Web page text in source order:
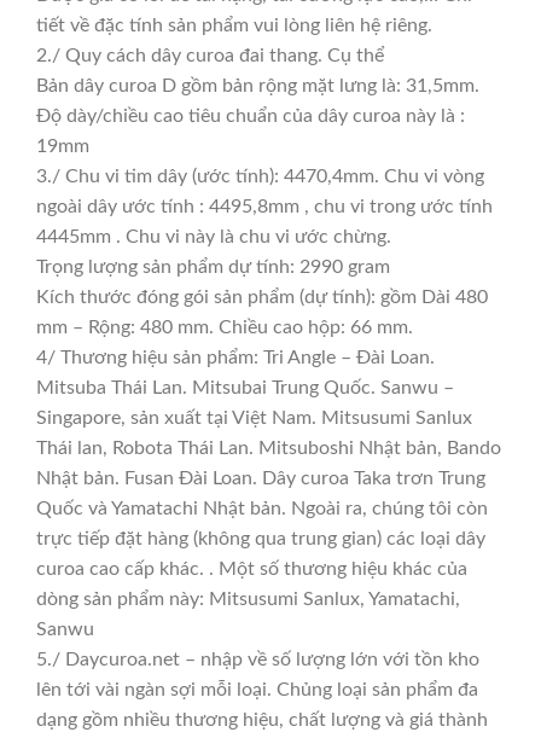
tiết về đặc tính sản phẩm vui lòng liên hệ riêng.
2./ Quy cách dây curoa đai thang. Cụ thể
Bản dây curoa D gồm bản rộng mặt lưng là: 31,5mm.
Độ dày/chiều cao tiêu chuẩn của dây curoa này là :
19mm
3./ Chu vi tim dây (ước tính): 4470,4mm. Chu vi vòng
ngoài dây ước tính : 4495,8mm , chu vi trong ước tính
4445mm . Chu vi này là chu vi ước chừng.
Trọng lượng sản phẩm dự tính: 2990 gram
Kích thước đóng gói sản phẩm (dự tính): gồm Dài 480
mm – Rộng: 480 mm. Chiều cao hộp: 66 mm.
4/ Thương hiệu sản phẩm: Tri Angle – Đài Loan.
Mitsuba Thái Lan. Mitsubai Trung Quốc. Sanwu –
Singapore, sản xuất tại Việt Nam. Mitsusumi Sanlux
Thái lan, Robota Thái Lan. Mitsuboshi Nhật bản, Bando
Nhật bản. Fusan Đài Loan. Dây curoa Taka trơn Trung
Quốc và Yamatachi Nhật bản. Ngoài ra, chúng tôi còn
trực tiếp đặt hàng (không qua trung gian) các loại dây
curoa cao cấp khác. . Một số thương hiệu khác của
dòng sản phẩm này: Mitsusumi Sanlux, Yamatachi,
Sanwu
5./ Daycuroa.net – nhập về số lượng lớn với tồn kho
lên tới vài ngàn sợi mỗi loại. Chủng loại sản phẩm đa
dạng gồm nhiều thương hiệu, chất lượng và giá thành